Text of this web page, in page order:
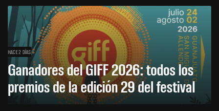
HACE 2 DÍAS
Ganadores del GIFF 2026: todos los
premios de la edición 29 del festival